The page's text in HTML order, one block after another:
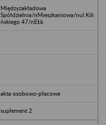
Międzyzakładowa
Spółdzielnia/nMieszkaniowa/nul.Kili
ńskiego 47/nEŁk
akta osobowo-płacowe
suplement 2